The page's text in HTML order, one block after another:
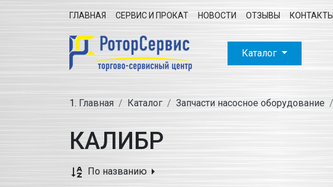
ГЛАВНАЯ СЕРВИС И ПРОКАТ НОВОСТИ ОТЗЫВЫ КОНТАКТЫ
Каталог
Главная Каталог Запчасти насосное оборудование
КАЛИБР
По названию